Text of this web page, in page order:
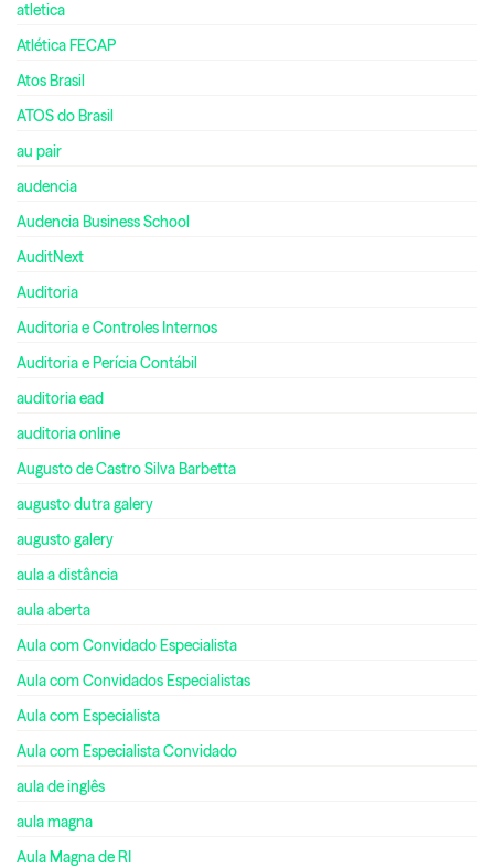
atletica
Atlética FECAP
Atos Brasil
ATOS do Brasil
au pair
audencia
Audencia Business School
AuditNext
Auditoria
Auditoria e Controles Internos
Auditoria e Perícia Contábil
auditoria ead
auditoria online
Augusto de Castro Silva Barbetta
augusto dutra galery
augusto galery
aula a distância
aula aberta
Aula com Convidado Especialista
Aula com Convidados Especialistas
Aula com Especialista
Aula com Especialista Convidado
aula de inglês
aula magna
Aula Magna de RI